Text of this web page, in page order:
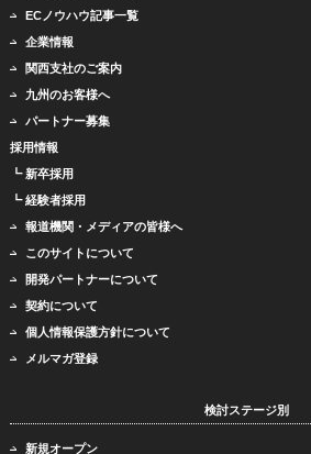
ECノウハウ記事一覧
企業情報
関西支社のご案内
九州のお客様へ
パートナー募集
採用情報
┗ 新卒採用
┗ 経験者採用
報道機関・メディアの皆様へ
このサイトについて
開発パートナーについて
契約について
個人情報保護方針について
メルマガ登録
検討ステージ別
新規オープン